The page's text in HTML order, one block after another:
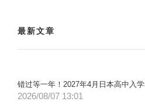
最新文章
错过等一年！2027年4月日本高中入
2026/08/07 13:01